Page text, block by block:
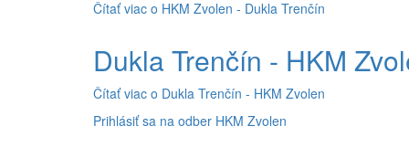
Čítať viac o HKM Zvolen - Dukla Trenčín
Dukla Trenčín - HKM
Čítať viac o Dukla Trenčín - HKM Zvolen
Prihlásiť sa na odber HKM Zvolen